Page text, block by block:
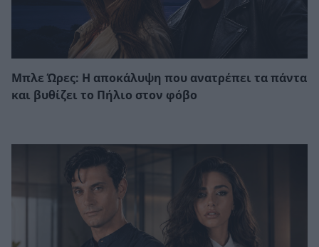
Μπλε Ώρες: Η αποκάλυψη που ανατρέπει τα πάντα
και βυθίζει το Πήλιο στον φόβο